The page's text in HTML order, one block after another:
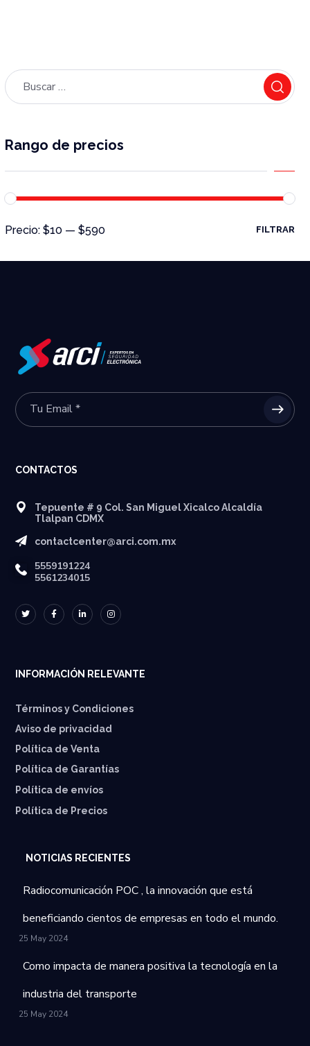
Rango de precios
FILTRAR
Precio:$10 —$590
CONTACTOS
Tepuente # 9 Col. San Miguel Xicalco Alcaldía
Tlalpan CDMX
contactcenter@arci.com.mx
5559191224
5561234015
INFORMACIÓN RELEVANTE
Términos y Condiciones
Aviso de privacidad
Política de Venta
Política de Garantías
⁠Política de envíos
Política de Precios
NOTICIAS RECIENTES
Radiocomunicación POC , la innovación que está
beneficiando cientos de empresas en todo el mundo.
25 May 2024
Como impacta de manera positiva la tecnología en la
industria del transporte
25 May 2024